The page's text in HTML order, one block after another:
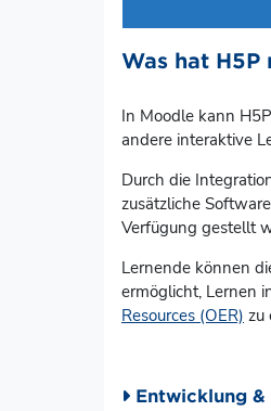
Was hat H5P
In Moodle kann
andere interaktive
Durch die
zusätzliche
Verfügung gestellt
Lernende können
ermöglicht, Lernen
Resources (OER) zu
Entwicklung &